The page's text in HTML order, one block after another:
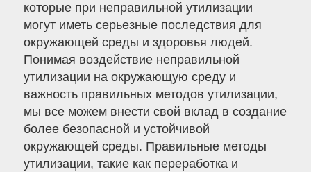
которые при неправильной утилизации
могут иметь серьезные последствия для
окружающей среды и здоровья людей.
Понимая воздействие неправильной
утилизации на окружающую среду и
важность правильных методов утилизации,
мы все можем внести свой вклад в создание
более безопасной и устойчивой
окружающей среды. Правильные методы
утилизации, такие как переработка и